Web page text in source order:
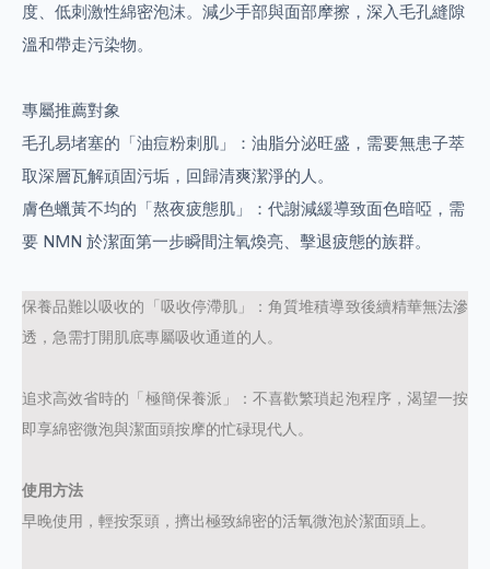
度、低刺激性綿密泡沫。減少手部與面部摩擦，深入毛孔縫隙
溫和帶走污染物。
專屬推薦對象
毛孔易堵塞的「油痘粉刺肌」：油脂分泌旺盛，需要無患子萃
取深層瓦解頑固污垢，回歸清爽潔淨的人。
膚色蠟黃不均的「熬夜疲態肌」：代謝減緩導致面色暗啞，需
要 NMN 於潔面第一步瞬間注氧煥亮、擊退疲態的族群。
保養品難以吸收的「吸收停滯肌」：角質堆積導致後續精華無法滲
透，急需打開肌底專屬吸收通道的人。
追求高效省時的「極簡保養派」：不喜歡繁瑣起泡程序，渴望一按
即享綿密微泡與潔面頭按摩的忙碌現代人。
使用方法
早晚使用，輕按泵頭，擠出極致綿密的活氧微泡於潔面頭上。